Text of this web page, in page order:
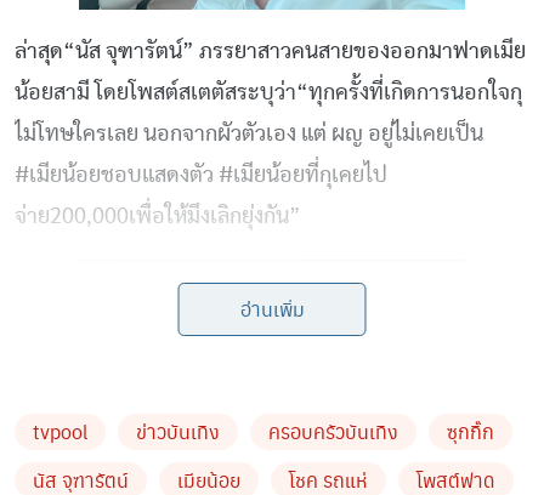
ล่าสุด“นัส จุฑารัตน์” ภรรยาสาวคนสายของออกมาฟาดเมีย
น้อยสามี โดยโพสต์สเตตัสระบุว่า“ทุกครั้งที่เกิดการนอกใจกุ
ไม่โทษใครเลย นอกจากผัวตัวเอง แต่ ผญ อยู่ไม่เคยเป็น
#เมียน้อยชอบแสดงตัว #เมียน้อยที่กุเคยไป
จ่าย200,000เพื่อให้มึงเลิกยุ่งกัน”
อ่านเพิ่ม
tvpool ข่าวบันเทิง ครอบครัวบันเทิง
ซุกกิ๊ก
นัส จุฑารัตน์
เมียน้อย โชค รถแห่ โพสต์ฟาด